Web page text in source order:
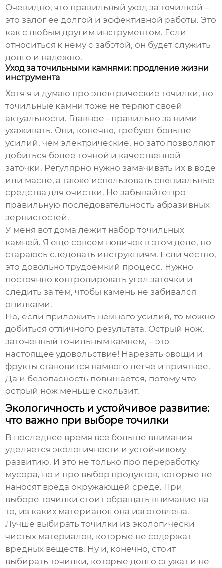
Очевидно, что правильный уход за точилкой –
это залог ее долгой и эффективной работы. Это
как с любым другим инструментом. Если
относиться к нему с заботой, он будет служить
долго и надежно.
Уход за точильными камнями: продление жизни
инструмента
Хотя я и думаю про электрические точилки, но
точильные камни тоже не теряют своей
актуальности. Главное - правильно за ними
ухаживать. Они, конечно, требуют больше
усилий, чем электрические, но зато позволяют
добиться более точной и качественной
заточки. Регулярно нужно замачивать их в воде
или масле, а также использовать специальные
средства для очистки. Не забывайте про
правильную последовательность абразивных
зернистостей.
У меня вот дома лежит набор точильных
камней. Я еще совсем новичок в этом деле, но
стараюсь следовать инструкциям. Если честно,
это довольно трудоемкий процесс. Нужно
постоянно контролировать угол заточки и
следить за тем, чтобы камень не забивался
опилками.
Но, если приложить немного усилий, то можно
добиться отличного результата. Острый нож,
заточенный точильным камнем, – это
настоящее удовольствие! Нарезать овощи и
фрукты становится намного легче и приятнее.
Да и безопасность повышается, потому что
острый нож меньше скользит.
Экологичность и устойчивое развитие:
что важно при выборе точилки
В последнее время все больше внимания
уделяется экологичности и устойчивому
развитию. И это не только про переработку
мусора, но и про выбор продуктов, которые не
наносят вреда окружающей среде. При
выборе точилки стоит обращать внимание на
то, из каких материалов она изготовлена.
Лучше выбирать точилки из экологически
чистых материалов, которые не содержат
вредных веществ. Ну и, конечно, стоит
выбирать точилки, которые долго служат и не